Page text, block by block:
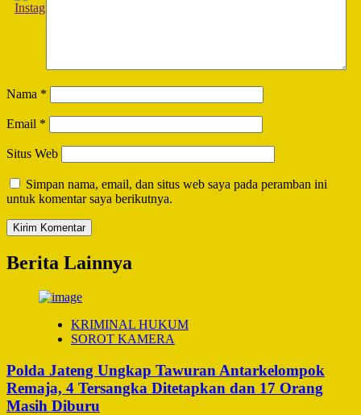
Nama *
Email *
Situs Web
Simpan nama, email, dan situs web saya pada peramban ini
untuk komentar saya berikutnya.
Berita Lainnya
KRIMINAL HUKUM
SOROT KAMERA
Polda Jateng Ungkap Tawuran Antarkelompok
Remaja, 4 Tersangka Ditetapkan dan 17 Orang
Masih Diburu